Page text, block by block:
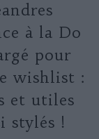
à la Do
pour
wishlist :
et utiles
stylés !